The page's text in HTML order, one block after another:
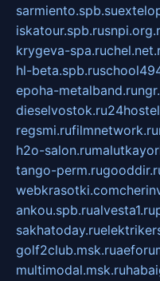
sarmiento.spb.su
iskatour.spb.ru
krygeva-spa.ru
hl-beta.spb.ru
epoha-metalband.ru
dieselvostok.ru
regsmi.rufilmnetwork.ru
h2o-salon.ru
tango-perm.ru
webkrasotki.com
ankou.spb.rualvesta1.ru
sakhatoday.ru
golf2club.msk.ru
multimodal.msk.ru